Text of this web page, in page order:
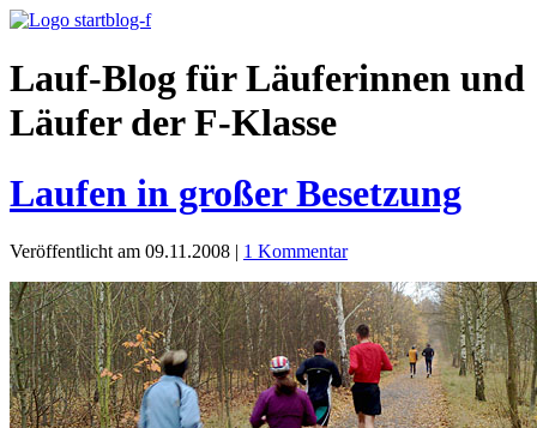
Lauf-Blog für Läuferinnen und
Läufer der F-Klasse
Laufen in großer Besetzung
Veröffentlicht am 09.11.2008 | 1 Kommentar